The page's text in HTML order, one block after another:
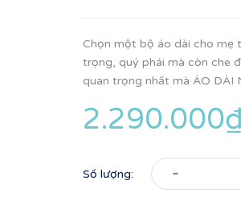
Chọn một bộ áo dài cho mẹ
trọng, quý phái mà còn che
quan trọng nhất mà ÁO DÀI
Số lượng: -